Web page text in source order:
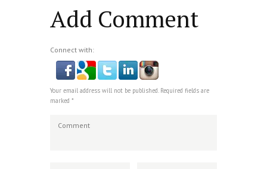
Add Comment
Connect with:
Your email address will not be published. Required fields are
marked *